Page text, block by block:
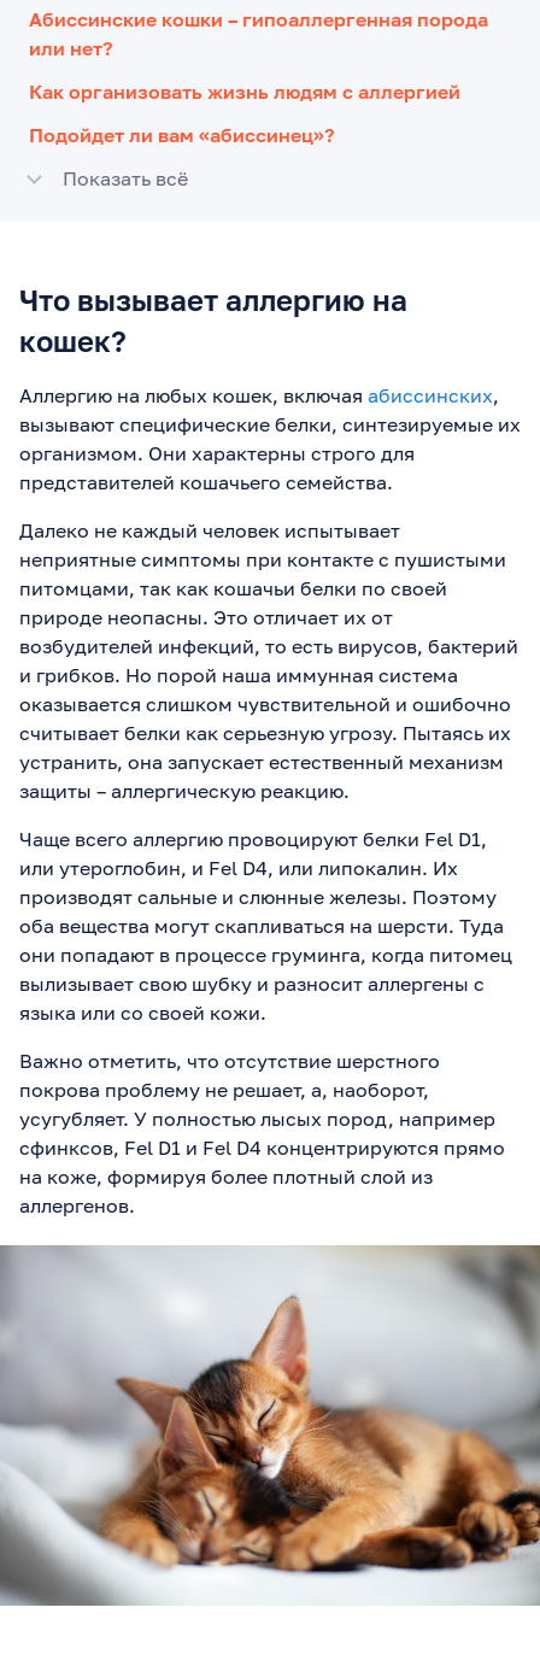
Абиссинские кошки – гипоаллергенная порода
или нет?
Как организовать жизнь людям с аллергией
Подойдет ли вам «абиссинец»?
Показать всё
Что вызывает аллергию на
кошек?
Аллергию на любых кошек, включая абиссинских,
вызывают специфические белки, синтезируемые их
организмом. Они характерны строго для
представителей кошачьего семейства.
Далеко не каждый человек испытывает
неприятные симптомы при контакте с пушистыми
питомцами, так как кошачьи белки по своей
природе неопасны. Это отличает их от
возбудителей инфекций, то есть вирусов, бактерий
и грибков. Но порой наша иммунная система
оказывается слишком чувствительной и ошибочно
считывает белки как серьезную угрозу. Пытаясь их
устранить, она запускает естественный механизм
защиты – аллергическую реакцию.
Чаще всего аллергию провоцируют белки Fel D1,
или утероглобин, и Fel D4, или липокалин. Их
производят сальные и слюнные железы. Поэтому
оба вещества могут скапливаться на шерсти. Туда
они попадают в процессе груминга, когда питомец
вылизывает свою шубку и разносит аллергены с
языка или со своей кожи.
Важно отметить, что отсутствие шерстного
покрова проблему не решает, а, наоборот,
усугубляет. У полностью лысых пород, например
сфинксов, Fel D1 и Fel D4 концентрируются прямо
на коже, формируя более плотный слой из
аллергенов.